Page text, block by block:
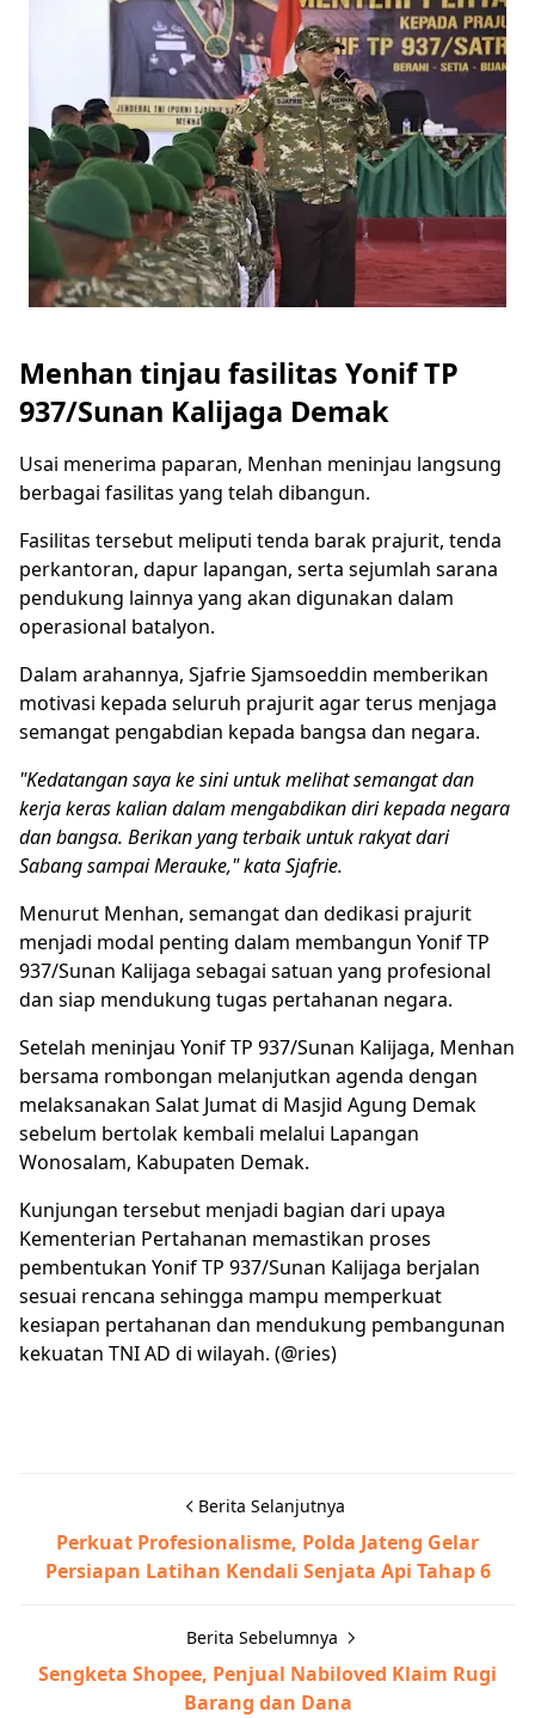
Menhan tinjau fasilitas Yonif TP
937/Sunan Kalijaga Demak
Usai menerima paparan, Menhan meninjau langsung
berbagai fasilitas yang telah dibangun.
Fasilitas tersebut meliputi tenda barak prajurit, tenda
perkantoran, dapur lapangan, serta sejumlah sarana
pendukung lainnya yang akan digunakan dalam
operasional batalyon.
Dalam arahannya, Sjafrie Sjamsoeddin memberikan
motivasi kepada seluruh prajurit agar terus menjaga
semangat pengabdian kepada bangsa dan negara.
"Kedatangan saya ke sini untuk melihat semangat dan
kerja keras kalian dalam mengabdikan diri kepada negara
dan bangsa. Berikan yang terbaik untuk rakyat dari
Sabang sampai Merauke," kata Sjafrie.
Menurut Menhan, semangat dan dedikasi prajurit
menjadi modal penting dalam membangun Yonif TP
937/Sunan Kalijaga sebagai satuan yang profesional
dan siap mendukung tugas pertahanan negara.
Setelah meninjau Yonif TP 937/Sunan Kalijaga, Menhan
bersama rombongan melanjutkan agenda dengan
melaksanakan Salat Jumat di Masjid Agung Demak
sebelum bertolak kembali melalui Lapangan
Wonosalam, Kabupaten Demak.
Kunjungan tersebut menjadi bagian dari upaya
Kementerian Pertahanan memastikan proses
pembentukan Yonif TP 937/Sunan Kalijaga berjalan
sesuai rencana sehingga mampu memperkuat
kesiapan pertahanan dan mendukung pembangunan
kekuatan TNI AD di wilayah. (@ries)
Berita Selanjutnya
Perkuat Profesionalisme, Polda Jateng Gelar
Persiapan Latihan Kendali Senjata Api Tahap 6
Berita Sebelumnya
Sengketa Shopee, Penjual Nabiloved Klaim Rugi
Barang dan Dana